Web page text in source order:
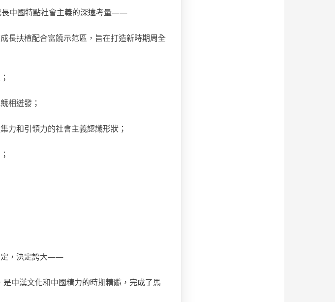
長中國特點社會主義的深遠考量——
長扶植配合富饒示范區，旨在打造新時期周全
相迸發；
力和引領力的社會主義認識形狀；
定，決定誇大——
中漢文化和中國精力的時期精髓，完成了馬